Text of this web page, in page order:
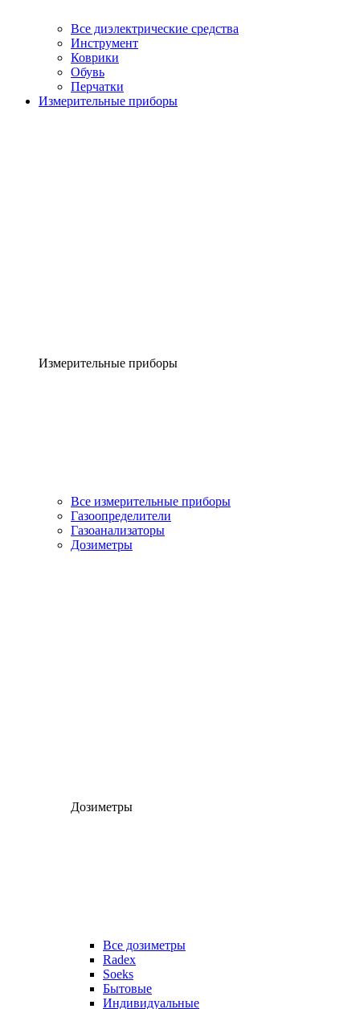
Все диэлектрические средства
Инструмент
Коврики
Обувь
Перчатки
Измерительные приборы
Измерительные приборы
Все измерительные приборы
Газоопределители
Газоанализаторы
Дозиметры
Дозиметры
Все дозиметры
Radex
Soeks
Бытовые
Индивидуальные